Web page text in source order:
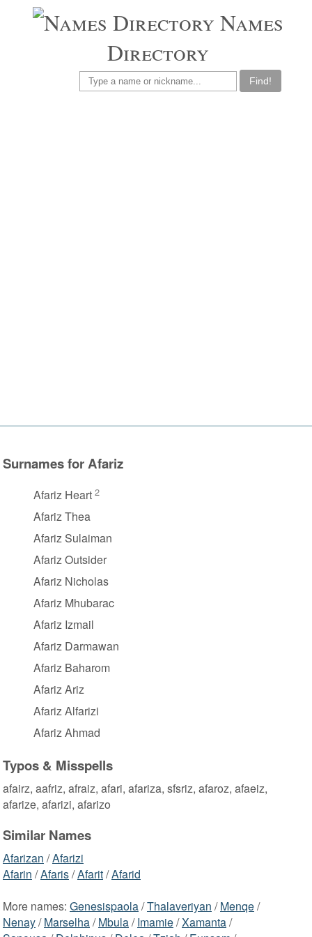
Names
Directory
Find!
Surnames for Afariz
Afariz Heart 2
Afariz Thea
Afariz Sulaiman
Afariz Outsider
Afariz Nicholas
Afariz Mhubarac
Afariz Izmail
Afariz Darmawan
Afariz Baharom
Afariz Ariz
Afariz Alfarizi
Afariz Ahmad
Typos & Misspells
afairz, aafriz, afraiz, afari, afariza, sfsriz, afaroz, afaeiz,
afarize, afarizi, afarizo
Similar Names
Afarizan /Afarizi
Afarin /Afaris/Afarit/Afarid
More names: Genesispaola/Thalaveriyan /Menqe/
Nenay/Marselha/Mbula/Imamie/Xamanta/